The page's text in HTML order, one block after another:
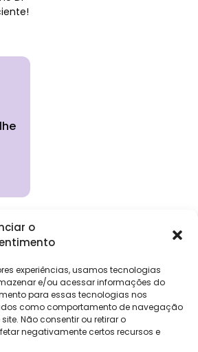
o
experiências, usamos tecnologias
e/ou acessar informações do
para essas tecnologias nos
como comportamento de navegação
Não consentir ou retirar o
negativamente certos recursos e
de
Clientes
Login
Eventos
Contábeis
Holos
NG Essence
Soluções
DP e RH
NG Folha
eKeep